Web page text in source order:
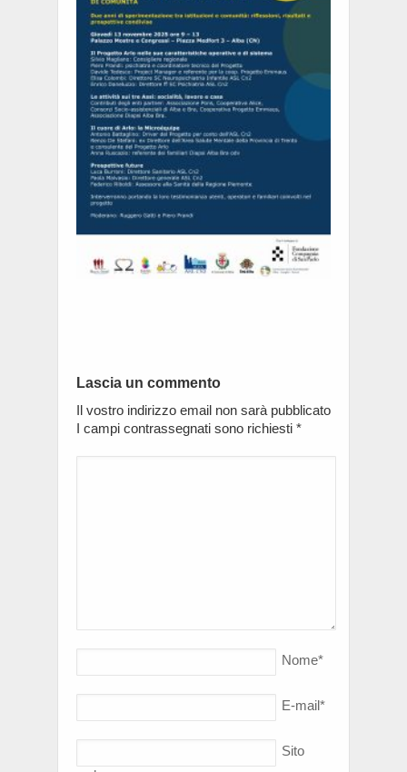
Lascia un commento
Il vostro indirizzo email non sarà pubblicato
I campi contrassegnati sono richiesti *
Nome*
E-mail*
Sito